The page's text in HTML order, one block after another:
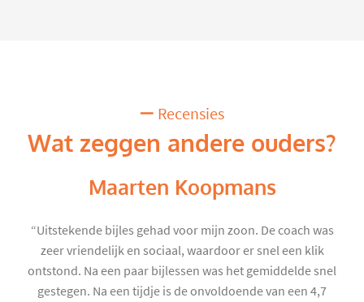
Recensies
Wat zeggen andere ouders?
Maarten Koopmans
“Uitstekende bijles gehad voor mijn zoon. De coach was
zeer vriendelijk en sociaal, waardoor er snel een klik
ontstond. Na een paar bijlessen was het gemiddelde snel
gestegen. Na een tijdje is de onvoldoende van een 4,7